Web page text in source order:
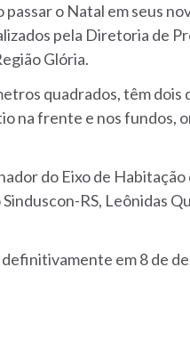
o Natal em seus
pela Diretoria de
Glória.
quadrados, têm dois
na frente e nos fundos,
do Eixo de
RS, Leônidas
em 8 de